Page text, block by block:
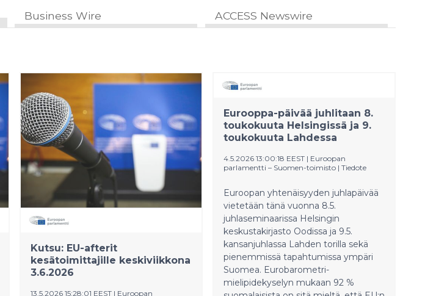
Business Wire ACCESS Newswire
Kutsu: EU-afterit
kesätoimittajille keskiviikkona
3.6.2026
13.5.2026 15:28:01 EEST | Euroopan
Eurooppa-päivää juhlitaan 8.
toukokuuta Helsingissä ja 9.
toukokuuta Lahdessa
4.5.2026 13:00:18 EEST | Euroopan
parlamentti – Suomen-toimisto | Tiedote
Euroopan yhtenäisyyden juhlapäivää
vietetään tänä vuonna 8.5.
juhlaseminaarissa Helsingin
keskustakirjasto Oodissa ja 9.5.
kansanjuhlassa Lahden torilla sekä
pienemmissä tapahtumissa ympäri
Suomea. Eurobarometri-
mielipidekyselyn mukaan 92 %